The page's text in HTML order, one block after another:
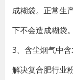
成糊袋。正常生
下不会造成糊袋。
3、含尘烟气中含
解决复合肥行业